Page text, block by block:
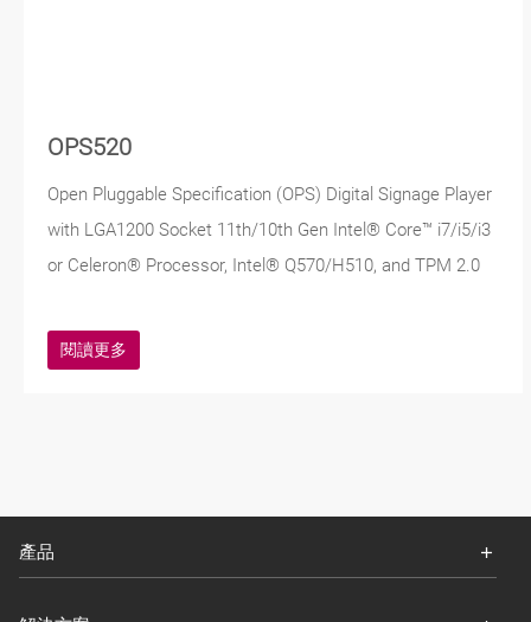
OPS520
Open Pluggable Specification (OPS) Digital Signage Player
with LGA1200 Socket 11th/10th Gen Intel® Core™ i7/i5/i3
or Celeron® Processor, Intel® Q570/H510, and TPM 2.0
閱讀更多
產品